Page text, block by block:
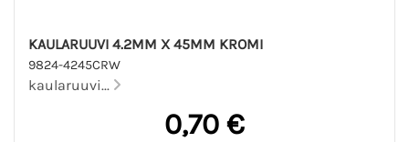
KAULARUUVI 4.2MM X 45MM KROMI
9824-4245CRW
kaularuuvi...
0,70 €